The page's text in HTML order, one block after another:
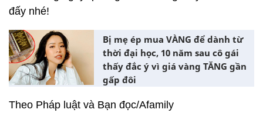
đấy nhé!
Bị mẹ ép mua VÀNG để dành từ
thời đại học, 10 năm sau cô gái
thấy đắc ý vì giá vàng TĂNG gần
gấp đôi
Theo Pháp luật và Bạn đọc/Afamily